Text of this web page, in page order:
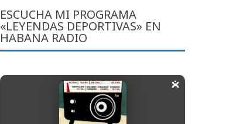
ESCUCHA MI PROGRAMA
«LEYENDAS DEPORTIVAS» EN
HABANA RADIO